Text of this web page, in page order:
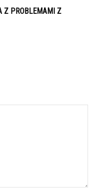
Z PROBLEMAMI Z